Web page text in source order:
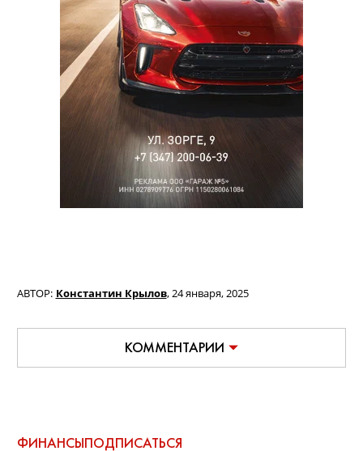
АВТОР: Константин Крылов,24 января, 2025
КОММЕНТАРИИ
ФИНАНСЫПОДПИСАТЬСЯ